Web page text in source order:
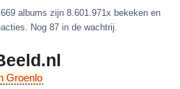
albums zijn 8.601.971x bekeken en
Nog 87 in de wachtrij.
Groenlo